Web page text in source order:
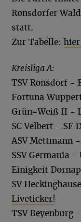
Ronsdorfer
statt.
Zur Tabelle:
Kreisliga A:
TSV Ronsdorf -
Fortuna
Grün-Weiß II -
SC Velbert - SF
ASV Mettmann
SSV Germania
Einigkeit
SV
Liveticker!
TSV Beyenburg